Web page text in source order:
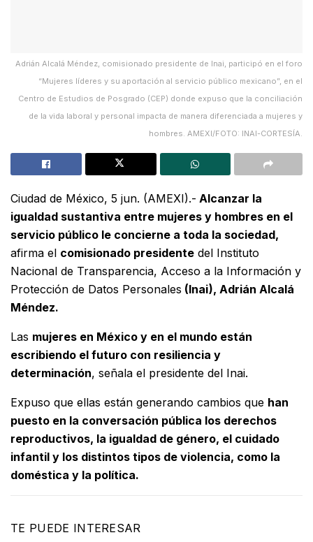
Adrián Alcalá Méndez, comisionado presidente de Inai, participó en el foro
“Mujeres líderes y su aportación al servicio público mexicano”, en el
Centro de Estudios de Posgrado (CEP) donde expuso que la conciliación
de la vida laboral y personal impacta de manera diferenciada a mujeres y
hombres. AMEXI/FOTO: INAI-CORTESÍA.
Ciudad de México, 5 jun. (AMEXI).- Alcanzar la
igualdad sustantiva entre mujeres y hombres en el
servicio público le concierne a toda la sociedad,
afirma el comisionado presidente del Instituto
Nacional de Transparencia, Acceso a la Información y
Protección de Datos Personales (Inai), Adrián Alcalá
Méndez.
Las mujeres en México y en el mundo están
escribiendo el futuro con resiliencia y
determinación, señala el presidente del Inai.
Expuso que ellas están generando cambios que han
puesto en la conversación pública los derechos
reproductivos, la igualdad de género, el cuidado
infantil y los distintos tipos de violencia, como la
doméstica y la política.
TE PUEDE INTERESAR